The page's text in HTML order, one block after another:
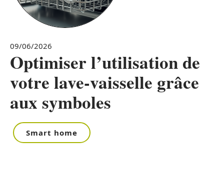
09/06/2026
Optimiser l’utilisation de
votre lave-vaisselle grâce
aux symboles
Smart home